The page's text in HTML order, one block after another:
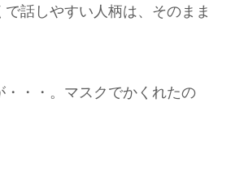
話しやすい人柄は、そのまま
・・。マスクでかくれたの